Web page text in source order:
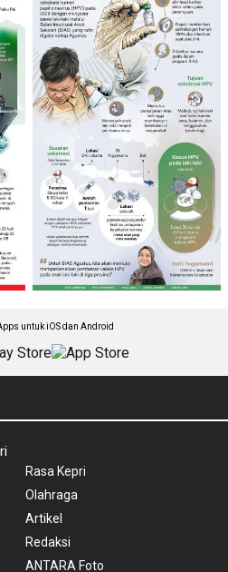
untuk iOS dan Android
Rasa Kepri
Olahraga
Artikel
Redaksi
ANTARA Foto